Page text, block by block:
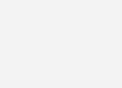
und eine Abmeldung ist
Umgang mit Daten finden Sie